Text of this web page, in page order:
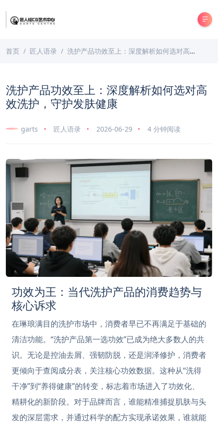
首页 匠人语录 洗护产品功效至上：深度解析如何选对高效洗护，守护发肤健康
洗护产品功效至上：深度解析如何选对高
效洗护，守护发肤健康
garts 匠人语录 2026-06-29 4 分钟阅读
功效为王：当代洗护产品的消费趋势与
核心诉求
在琳琅满目的洗护市场中，消费者早已不再满足于基础的
清洁功能。“洗护产品第一选功效”已成为绝大多数人的共
识。无论是控油去屑、强韧防脱，还是润泽修护，消费者
更倾向于查阅成分表，关注核心功效数据。这种从“洗得
干净”到“养得健康”的转变，标志着市场进入了功效化、
精耕化的新阶段。对于品牌而言，谁能精准捕捉肌肤与头
发的深层需求，并通过科学的配方实现承诺效果，谁就能